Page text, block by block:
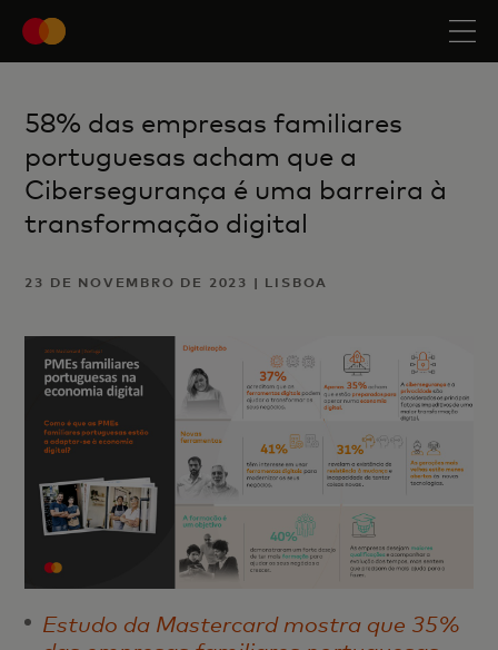
58% das empresas familiares
portuguesas acham que a
Cibersegurança é uma barreira à
transformação digital
23 DE NOVEMBRO DE 2023 | LISBOA
Estudo da Mastercard mostra que 35%